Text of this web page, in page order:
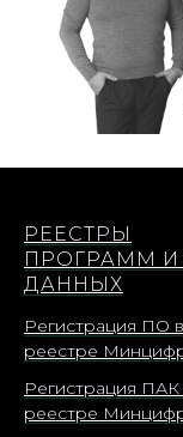
РЕЕСТРЫ
ПРОГРАММ И
ДАННЫХ
Регистрация ПО в
реестре
Регистрация ПАК
реестре